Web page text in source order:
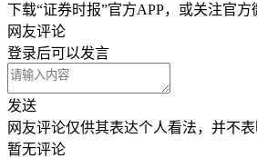
下载“证券时报”官方APP，或关注官
网友评论
登录后可以发言
发送
网友评论仅供其表达个人看法，并不
暂无评论